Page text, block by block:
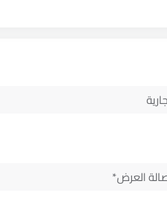
العرض*